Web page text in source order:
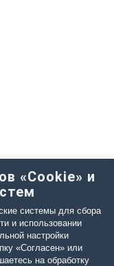
«Cookie» и
системы для сбора
и использовании
настройки
«Согласен» или
на обработку